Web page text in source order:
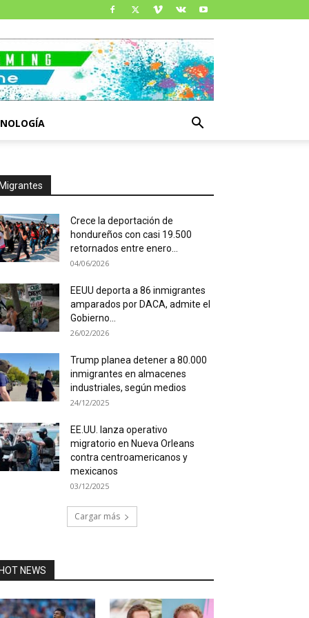
Crece la deportación de
hondureños con casi 19.500
retornados entre enero...
04/06/2026
EEUU deporta a 86 inmigrantes
amparados por DACA, admite el
Gobierno...
26/02/2026
Trump planea detener a 80.000
inmigrantes en almacenes
industriales, según medios
24/12/2025
EE.UU. lanza operativo
migratorio en Nueva Orleans
contra centroamericanos y
mexicanos
03/12/2025
Cargar más
NEWS